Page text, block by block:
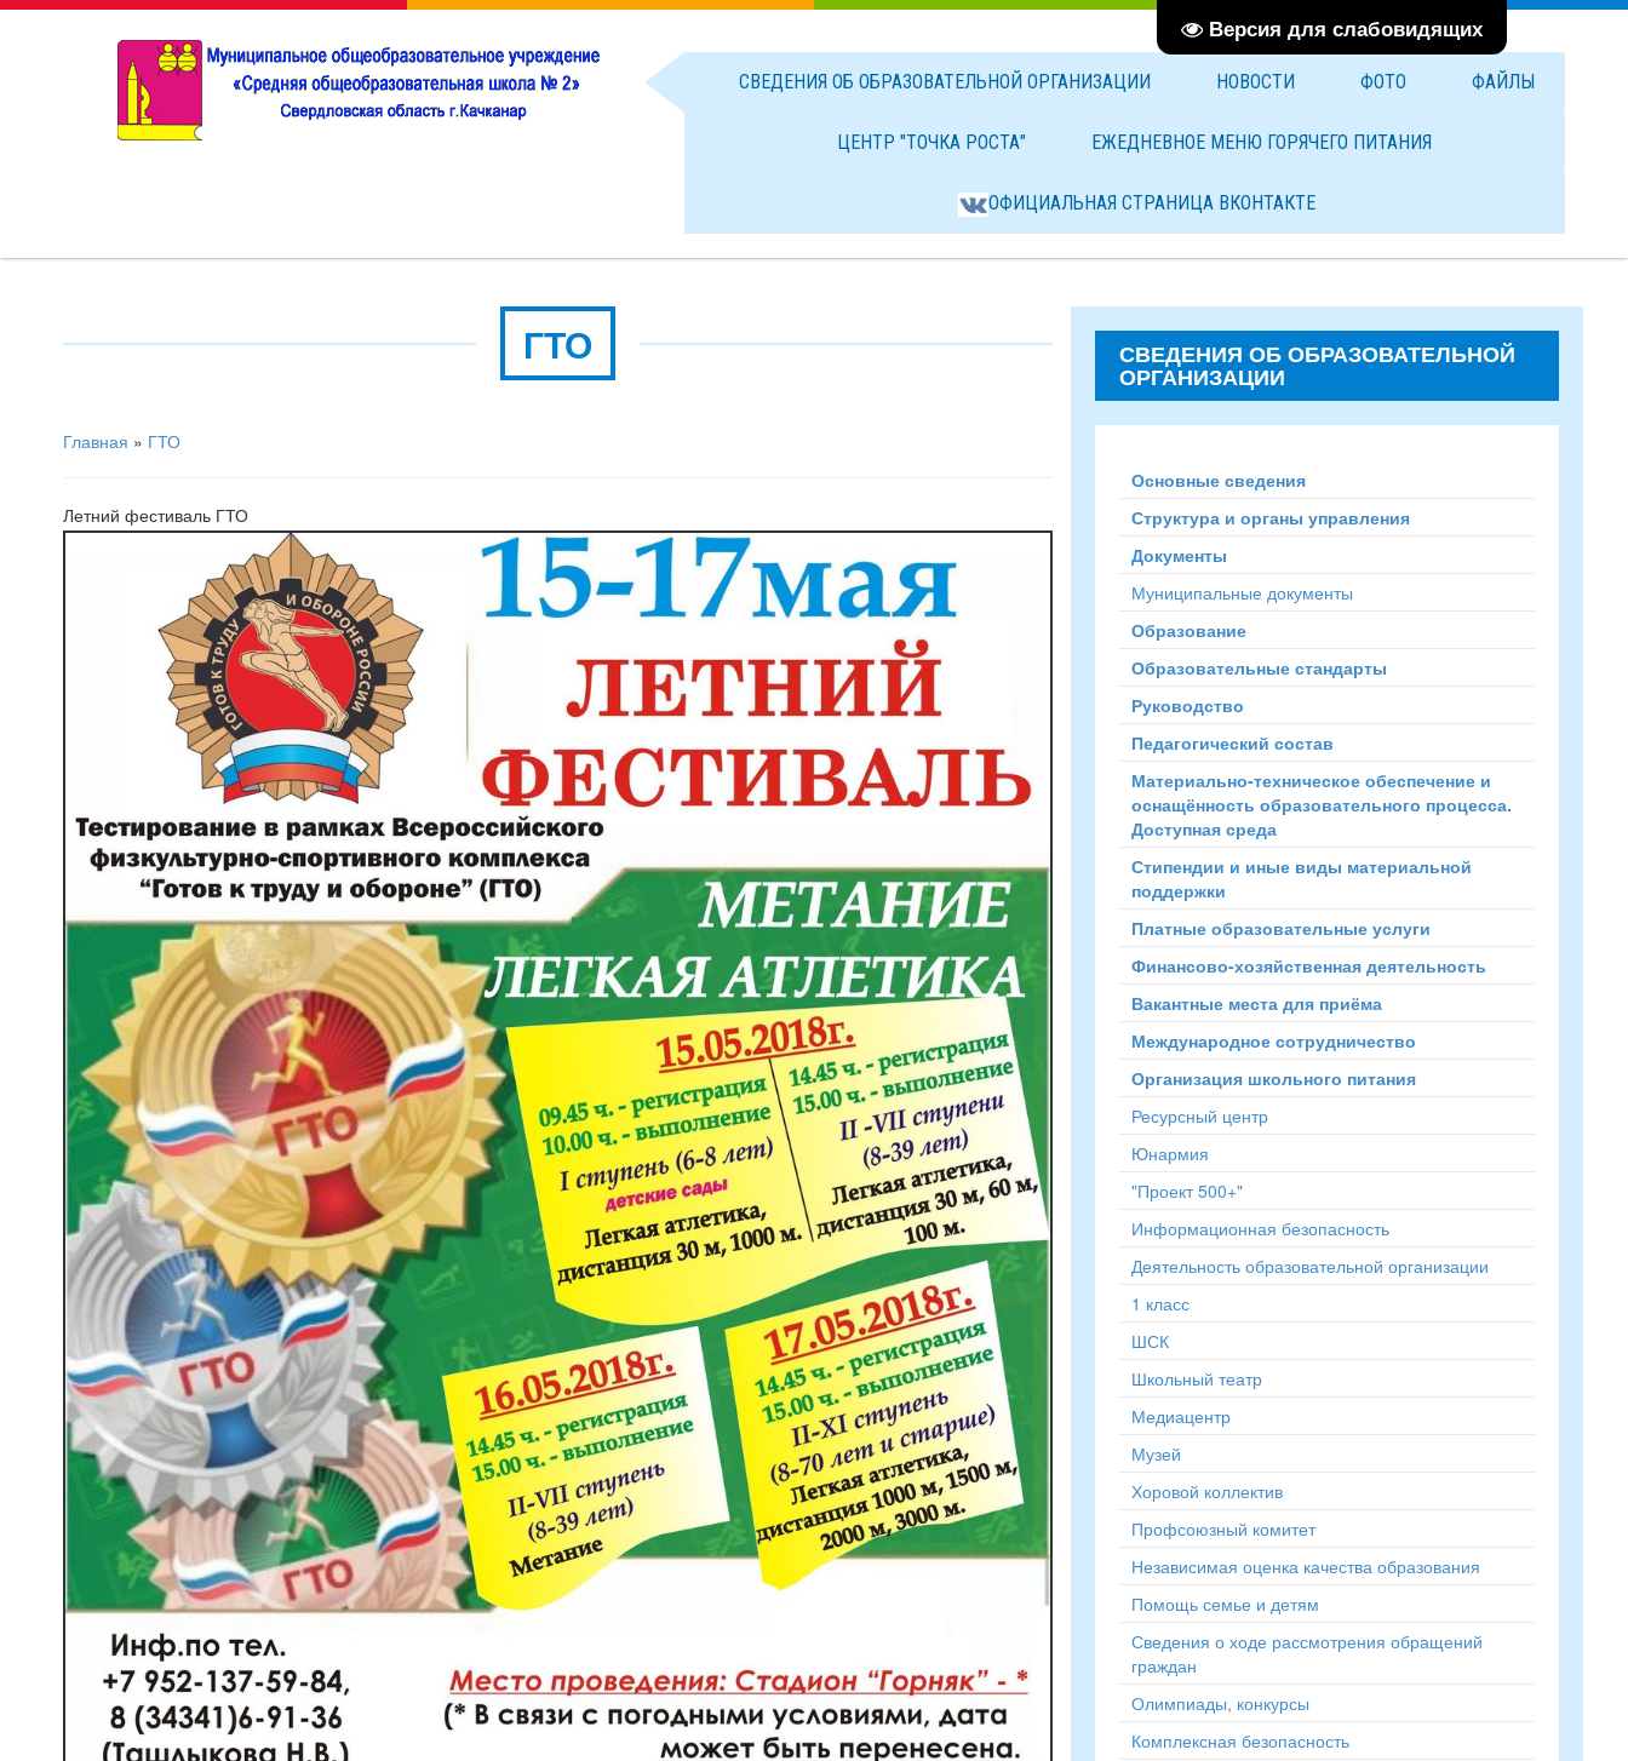
Версия для слабовидящих
СВЕДЕНИЯ ОБ ОБРАЗОВАТЕЛЬНОЙ ОРГАНИЗАЦИИ НОВОСТИ ФОТО ФАЙЛЫ
ЦЕНТР "ТОЧКА РОСТА" ЕЖЕДНЕВНОЕ МЕНЮ ГОРЯЧЕГО ПИТАНИЯ
ОФИЦИАЛЬНАЯ СТРАНИЦА ВКОНТАКТЕ
ГТО
Главная » ГТО
Летний фестиваль ГТО
СВЕДЕНИЯ ОБ ОБРАЗОВАТЕЛЬНОЙ
ОРГАНИЗАЦИИ
Основные сведения
Структура и органы управления
Документы
Муниципальные документы
Образование
Образовательные стандарты
Руководство
Педагогический состав
Материально-техническое обеспечение и
оснащённость образовательного процесса.
Доступная среда
Стипендии и иные виды материальной
поддержки
Платные образовательные услуги
Финансово-хозяйственная деятельность
Вакантные места для приёма
Международное сотрудничество
Организация школьного питания
Ресурсный центр
Юнармия
"Проект 500+"
Информационная безопасность
Деятельность образовательной организации
1 класс
ШСК
Школьный театр
Медиацентр
Музей
Хоровой коллектив
Профсоюзный комитет
Независимая оценка качества образования
Помощь семье и детям
Сведения о ходе рассмотрения обращений
граждан
Олимпиады, конкурсы
Комплексная безопасность